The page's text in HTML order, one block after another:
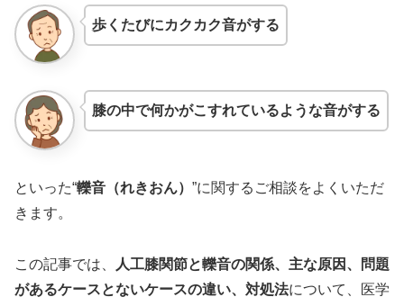
歩くたびにカクカク音がする
膝の中で何かがこすれているような音がする
といった“轢音（れきおん） ”に関するご相談をよくいただ
きます。
この記事では、
人工膝関節と轢音の関係、主な原因、問題
があるケースとないケースの違い、対処法について、医学